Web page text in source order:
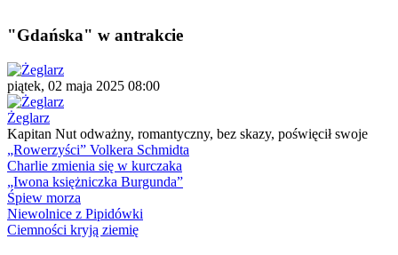
"Gdańska" w antrakcie
piątek, 02 maja 2025 08:00
Żeglarz
Kapitan Nut odważny, romantyczny, bez skazy, poświęcił swoje
„Rowerzyści” Volkera Schmidta
Charlie zmienia się w kurczaka
„Iwona księżniczka Burgunda”
Śpiew morza
Niewolnice z Pipidówki
Ciemności kryją ziemię